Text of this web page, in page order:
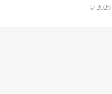
© 2026